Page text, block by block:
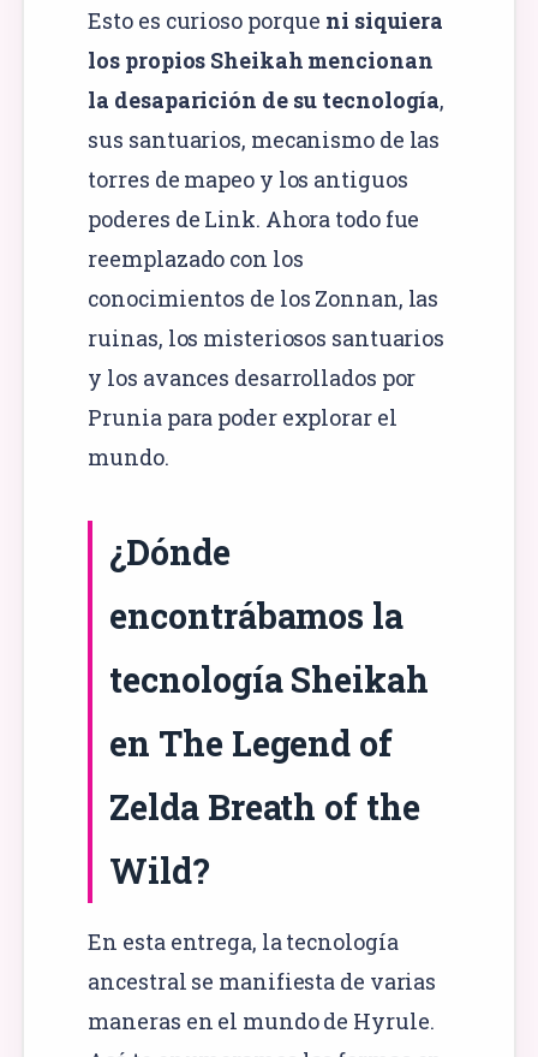
Esto es curioso porque ni siquiera
los propios Sheikah mencionan
la desaparición de su tecnología,
sus santuarios, mecanismo de las
torres de mapeo y los antiguos
poderes de Link. Ahora todo fue
reemplazado con los
conocimientos de los Zonnan, las
ruinas, los misteriosos santuarios
y los avances desarrollados por
Prunia para poder explorar el
mundo.
¿Dónde
encontrábamos la
tecnología Sheikah
en The Legend of
Zelda Breath of the
Wild?
En esta entrega, la tecnología
ancestral se manifiesta de varias
maneras en el mundo de Hyrule.